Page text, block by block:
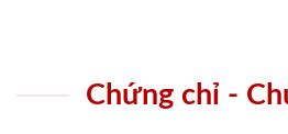
Chứng chỉ -